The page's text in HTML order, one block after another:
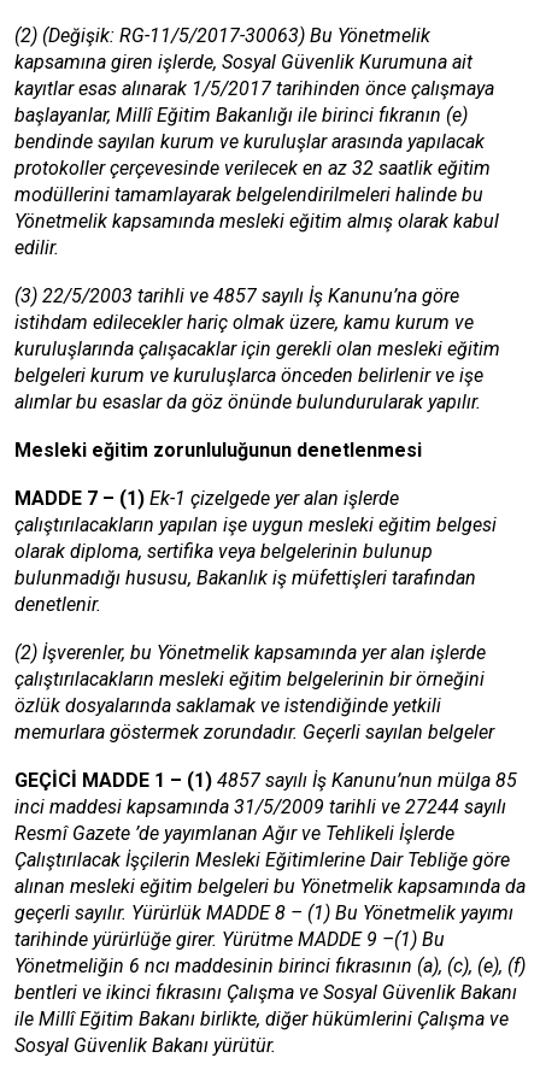
(2) (Değişik: RG-11/5/2017-30063) Bu Yönetmelik
kapsamına giren işlerde, Sosyal Güvenlik Kurumuna ait
kayıtlar esas alınarak 1/5/2017 tarihinden önce çalışmaya
başlayanlar, Millî Eğitim Bakanlığı ile birinci fıkranın (e)
bendinde sayılan kurum ve kuruluşlar arasında yapılacak
protokoller çerçevesinde verilecek en az 32 saatlik eğitim
modüllerini tamamlayarak belgelendirilmeleri halinde bu
Yönetmelik kapsamında mesleki eğitim almış olarak kabul
edilir.
(3) 22/5/2003 tarihli ve 4857 sayılı İş Kanunu’na göre
istihdam edilecekler hariç olmak üzere, kamu kurum ve
kuruluşlarında çalışacaklar için gerekli olan mesleki eğitim
belgeleri kurum ve kuruluşlarca önceden belirlenir ve işe
alımlar bu esaslar da göz önünde bulundurularak yapılır.
Mesleki eğitim zorunluluğunun denetlenmesi
MADDE 7 – (1) Ek-1 çizelgede yer alan işlerde
çalıştırılacakların yapılan işe uygun mesleki eğitim belgesi
olarak diploma, sertifika veya belgelerinin bulunup
bulunmadığı hususu, Bakanlık iş müfettişleri tarafından
denetlenir.
(2) İşverenler, bu Yönetmelik kapsamında yer alan işlerde
çalıştırılacakların mesleki eğitim belgelerinin bir örneğini
özlük dosyalarında saklamak ve istendiğinde yetkili
memurlara göstermek zorundadır. Geçerli sayılan belgeler
GEÇİCİ MADDE 1 – (1) 4857 sayılı İş Kanunu’nun mülga 85
inci maddesi kapsamında 31/5/2009 tarihli ve 27244 sayılı
Resmî Gazete ’de yayımlanan Ağır ve Tehlikeli İşlerde
Çalıştırılacak İşçilerin Mesleki Eğitimlerine Dair Tebliğe göre
alınan mesleki eğitim belgeleri bu Yönetmelik kapsamında da
geçerli sayılır. Yürürlük MADDE 8 – (1) Bu Yönetmelik yayımı
tarihinde yürürlüğe girer. Yürütme MADDE 9 –(1) Bu
Yönetmeliğin 6 ncı maddesinin birinci fıkrasının (a), (c), (e), (f)
bentleri ve ikinci fıkrasını Çalışma ve Sosyal Güvenlik Bakanı
ile Millî Eğitim Bakanı birlikte, diğer hükümlerini Çalışma ve
Sosyal Güvenlik Bakanı yürütür.